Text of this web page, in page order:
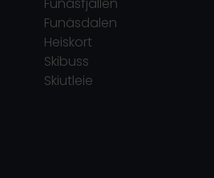
Funäsdalen
Heiskort
Skibuss
Skiutleie